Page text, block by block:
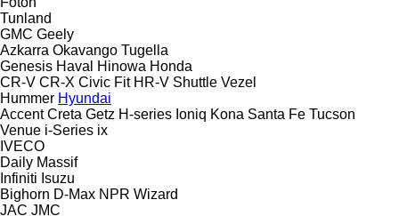
Tunland
GMC Geely
Azkarra Okavango Tugella
Genesis Haval Hinowa Honda
CR-V CR-X Civic Fit HR-V Shuttle Vezel
Hummer Hyundai
Accent Creta Getz H-series Ioniq Kona Santa Fe Tucson
Venue i-Series ix
IVECO
Daily Massif
Infiniti Isuzu
Bighorn D-Max NPR Wizard
JAC JMC